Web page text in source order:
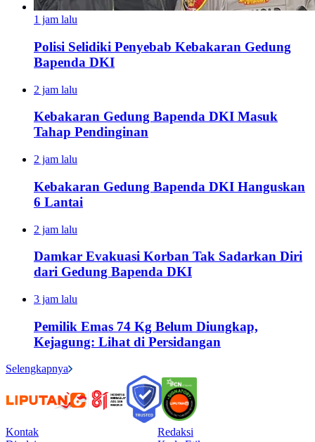
1 jam lalu
Polisi Selidiki Penyebab Kebakaran Gedung
Bapenda DKI
2 jam lalu
Kebakaran Gedung Bapenda DKI Masuk
Tahap Pendinginan
2 jam lalu
Kebakaran Gedung Bapenda DKI Hanguskan
6 Lantai
2 jam lalu
Damkar Evakuasi Korban Tak Sadarkan Diri
dari Gedung Bapenda DKI
3 jam lalu
Pemilik Emas 74 Kg Belum Diungkap,
Kejagung: Lihat di Persidangan
Selengkapnya
Kontak
Redaksi